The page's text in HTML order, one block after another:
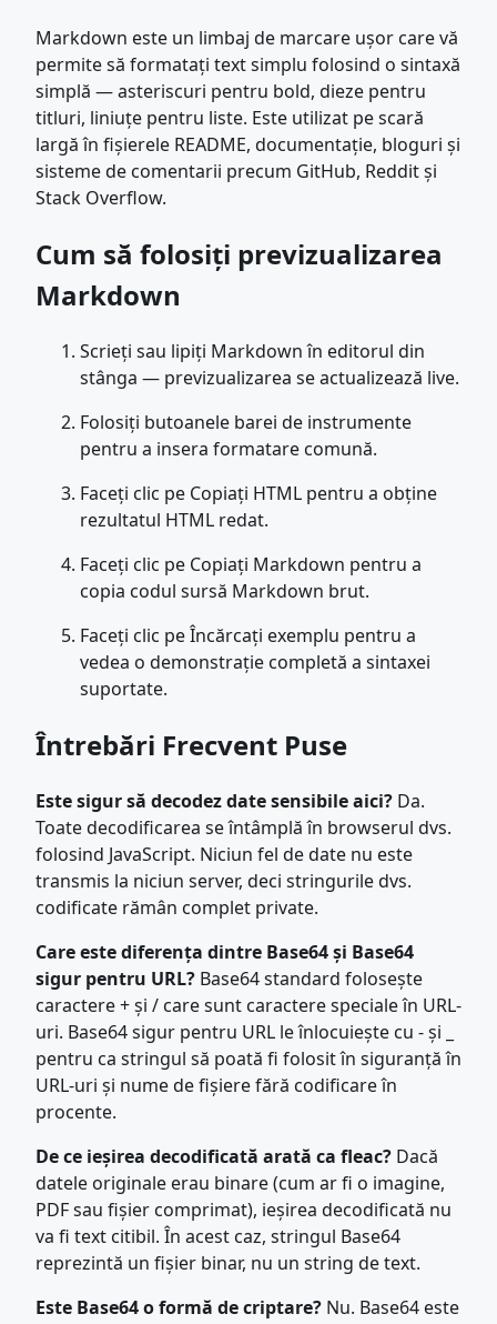
Markdown este un limbaj de marcare ușor care vă
permite să formatați text simplu folosind o sintaxă
simplă — asteriscuri pentru bold, dieze pentru
titluri, liniuțe pentru liste. Este utilizat pe scară
largă în fișierele README, documentație, bloguri și
sisteme de comentarii precum GitHub, Reddit și
Stack Overflow.
Cum să folosiți previzualizarea
Markdown
Scrieți sau lipiți Markdown în editorul din
stânga — previzualizarea se actualizează live.
Folosiți butoanele barei de instrumente
pentru a insera formatare comună.
Faceți clic pe Copiați HTML pentru a obține
rezultatul HTML redat.
Faceți clic pe Copiați Markdown pentru a
copia codul sursă Markdown brut.
Faceți clic pe Încărcați exemplu pentru a
vedea o demonstrație completă a sintaxei
suportate.
Întrebări Frecvent Puse
Este sigur să decodez date sensibile aici? Da.
Toate decodificarea se întâmplă în browserul dvs.
folosind JavaScript. Niciun fel de date nu este
transmis la niciun server, deci stringurile dvs.
codificate rămân complet private.
Care este diferența dintre Base64 și Base64
sigur pentru URL? Base64 standard folosește
caractere + și / care sunt caractere speciale în URL-
uri. Base64 sigur pentru URL le înlocuiește cu - și _
pentru ca stringul să poată fi folosit în siguranță în
URL-uri și nume de fișiere fără codificare în
procente.
De ce ieșirea decodificată arată ca fleac? Dacă
datele originale erau binare (cum ar fi o imagine,
PDF sau fișier comprimat), ieșirea decodificată nu
va fi text citibil. În acest caz, stringul Base64
reprezintă un fișier binar, nu un string de text.
Este Base64 o formă de criptare? Nu. Base64 este